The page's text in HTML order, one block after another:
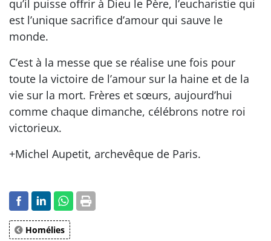
qu’il puisse offrir à Dieu le Père, l’eucharistie qui
est l’unique sacrifice d’amour qui sauve le
monde.
C’est à la messe que se réalise une fois pour
toute la victoire de l’amour sur la haine et de la
vie sur la mort. Frères et sœurs, aujourd’hui
comme chaque dimanche, célébrons notre roi
victorieux.
+Michel Aupetit, archevêque de Paris.
Homélies